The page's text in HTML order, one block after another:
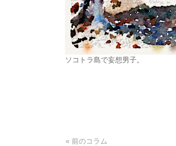
ソコトラ島で妄想男子。
« 前のコラム